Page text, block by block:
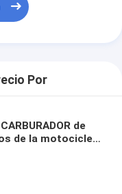
Por
de
de la motocicleta